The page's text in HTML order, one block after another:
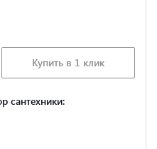
Купить в 1 клик
сантехники: